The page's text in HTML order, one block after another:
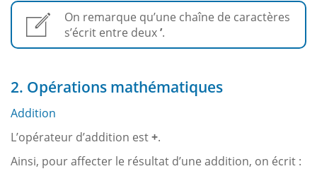
On remarque qu’une chaîne de caractères
s’écrit entre deux’.
2. Opérations mathématiques
Addition
L’opérateur d’addition est+.
Ainsi, pour affecter le résultat d’une addition, on écrit :